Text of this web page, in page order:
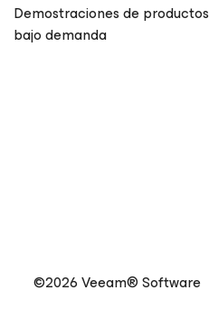
Demostraciones de productos
bajo demanda
©2026 Veeam® Software